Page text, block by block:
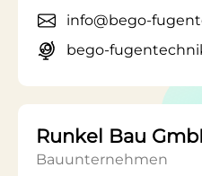
info@bego-
bego-
Runkel Bau
Bauunternehmen